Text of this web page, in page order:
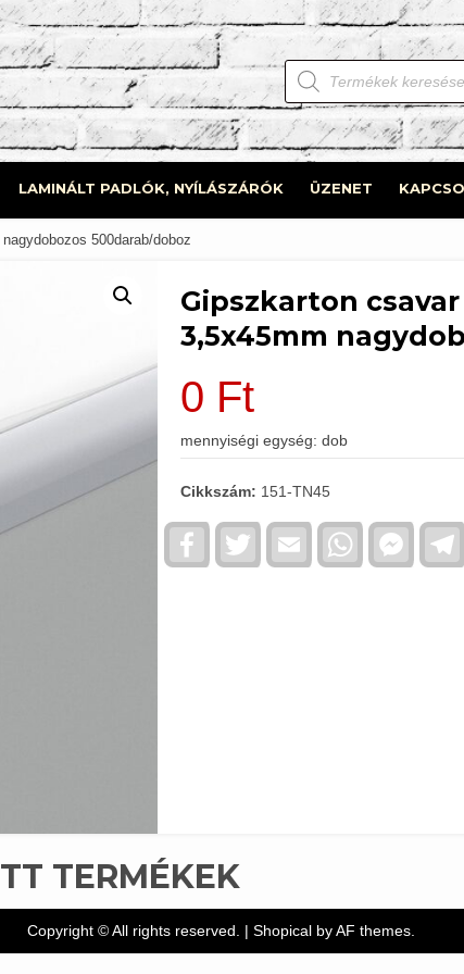
Products
search
LAMINÁLT PADLÓK, NYÍLÁSZÁRÓK ÜZENET
500darab/doboz
Gipszkarton
3,5x45mm
0 Ft
mennyiségi egység: dob
Cikkszám: 151-TN45
FacebookTwitter Email WhatsApp
TERMÉKEK
Copyright © All rights reserved. | Shopicalby AF themes.